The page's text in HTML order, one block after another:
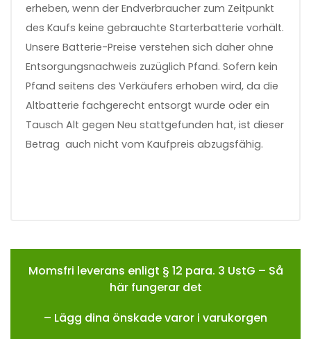
erheben, wenn der Endverbraucher zum Zeitpunkt
des Kaufs keine gebrauchte Starterbatterie vorhält.
Unsere Batterie-Preise verstehen sich daher ohne
Entsorgungsnachweis zuzüglich Pfand. Sofern kein
Pfand seitens des Verkäufers erhoben wird, da die
Altbatterie fachgerecht entsorgt wurde oder ein
Tausch Alt gegen Neu stattgefunden hat, ist dieser
Betrag auch nicht vom Kaufpreis abzugsfähig.
Momsfri leverans enligt § 12 para. 3 UstG – Så
här fungerar det
– Lägg dina önskade varor i varukorgen